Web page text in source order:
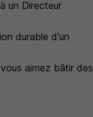
un Directeur
durable d'un
aimez bâtir des